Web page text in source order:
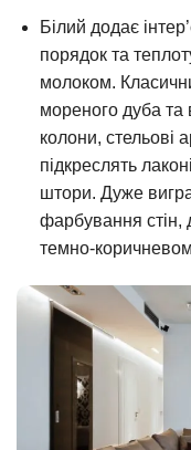
Білий додає
порядок та
молоком.
мореного дуба та
колони, стельові
підкреслять
штори. Дуже
фарбування стін,
темно-